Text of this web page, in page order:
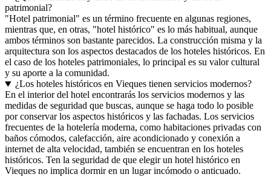
patrimonial?
"Hotel patrimonial" es un término frecuente en algunas regiones,
mientras que, en otras, "hotel histórico" es lo más habitual, aunque
ambos términos son bastante parecidos. La construcción misma y la
arquitectura son los aspectos destacados de los hoteles históricos. En
el caso de los hoteles patrimoniales, lo principal es su valor cultural
y su aporte a la comunidad.
¿Los hoteles históricos en Vieques tienen servicios modernos?
En el interior del hotel encontrarás los servicios modernos y las
medidas de seguridad que buscas, aunque se haga todo lo posible
por conservar los aspectos históricos y las fachadas. Los servicios
frecuentes de la hotelería moderna, como habitaciones privadas con
baños cómodos, calefacción, aire acondicionado y conexión a
internet de alta velocidad, también se encuentran en los hoteles
históricos. Ten la seguridad de que elegir un hotel histórico en
Vieques no implica dormir en un lugar incómodo o anticuado.